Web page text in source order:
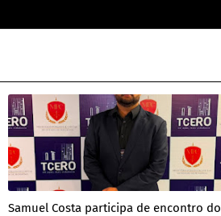
Samuel Costa participa de encontro do